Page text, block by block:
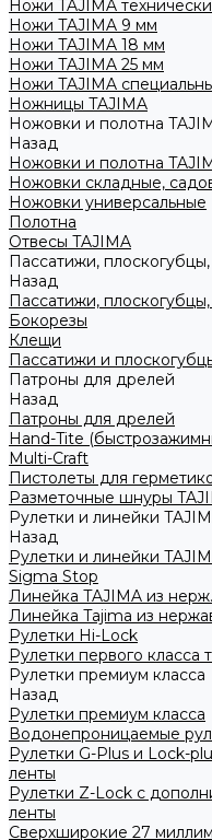
Ножи TAJIMA
Ножи TAJIMA 9 мм
Ножи TAJIMA 18 мм
Ножи TAJIMA 25 мм
Ножи TAJIMA
Ножницы TAJIMA
Ножовки и полотна
Назад
Ножовки и полотна
Ножовки складные,
Ножовки универсальные
Полотна
Отвесы TAJIMA
Пассатижи, плоскогубцы,
Назад
Пассатижи, плоскогубцы,
Бокорезы
Клещи
Пассатижи и
Патроны для дрелей
Назад
Патроны для дрелей
Hand-Tite
Multi-Craft
Пистолеты для
Разметочные шнуры
Рулетки и линейки
Назад
Рулетки и линейки
Sigma Stop
Линейка TAJIMA из
Линейка Tajima из
Рулетки Hi-Lock
Рулетки первого класса
Рулетки премиум класса
Назад
Рулетки премиум класса
Водонепроницаемые
Рулетки G-Plus и Lock-
ленты
Рулетки Z-Lock с
ленты
Сверхширокие 27